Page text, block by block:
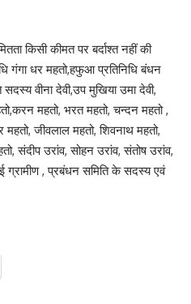
किसी कीमत पर बर्दाश्त नहीं की
गंगा धर महतो,हफुआ प्रतिनिधि बंधन
वीना देवी,उप मुखिया उमा देवी,
महतो, भरत महतो, चन्दन महतो ,
जीवलाल महतो, शिवनाथ महतो,
संदीप उरांव, सोहन उरांव, संतोष उरांव,
ग्रामीण , प्रबंधन समिति के सदस्य एवं